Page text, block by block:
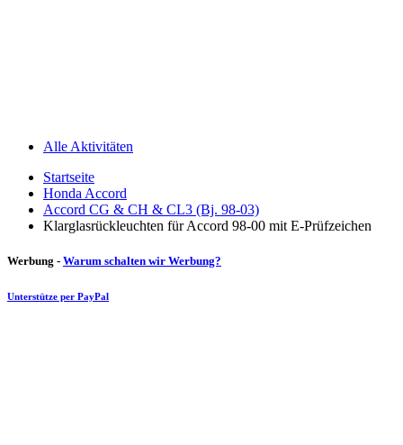
Alle Aktivitäten
Startseite
Honda Accord
Accord CG & CH & CL3 (Bj. 98-03)
Klarglasrückleuchten für Accord 98-00 mit E-Prüfzeichen
Werbung - Warum schalten wir Werbung?
Unterstütze per PayPal